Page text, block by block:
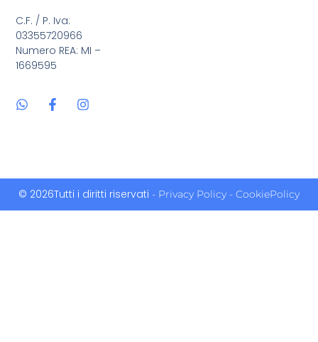
C.F. / P. Iva:
03355720966
Numero REA: MI –
1669595
© 2026Tutti i diritti riservati - Privacy Policy - CookiePolicy